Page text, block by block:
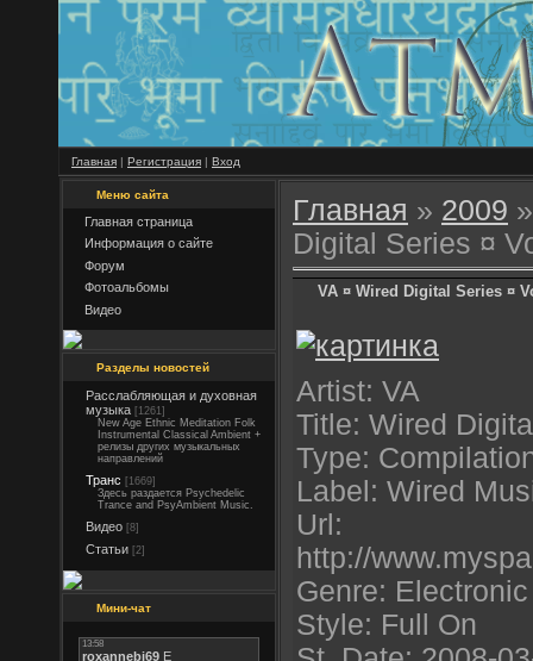
Главная | Регистрация | Вход
Меню сайта
Главная страница
Информация о сайте
Форум
Фотоальбомы
Видео
Разделы новостей
Расслабляющая и духовная
музыка [1261]
New Age Ethnic Meditation Folk
Instrumental Classical Ambient +
релизы других музыкальных
направлений
Транс [1669]
Здесь раздается Psychedelic
Trance and PsyAmbient Music.
Видео [8]
Статьи [2]
Мини-чат
Главная » 2009 »
Digital Series ¤
VA ¤ Wired Digital Series ¤
Artist: VA
Title: Wired
Type:
Label: Wired
Url:
http://
Genre: Electronic
Style: Full On